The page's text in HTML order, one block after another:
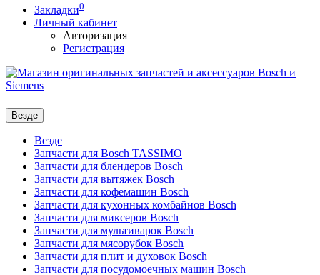
Закладки0
Личный кабинет
Авторизация
Регистрация
Везде
Везде
Запчасти для Bosch TASSIMO
Запчасти для блендеров Bosch
Запчасти для вытяжек Bosch
Запчасти для кофемашин Bosch
Запчасти для кухонных комбайнов Bosch
Запчасти для миксеров Bosch
Запчасти для мультиварок Bosch
Запчасти для мясорубок Bosch
Запчасти для плит и духовок Bosch
Запчасти для посудомоечных машин Bosch